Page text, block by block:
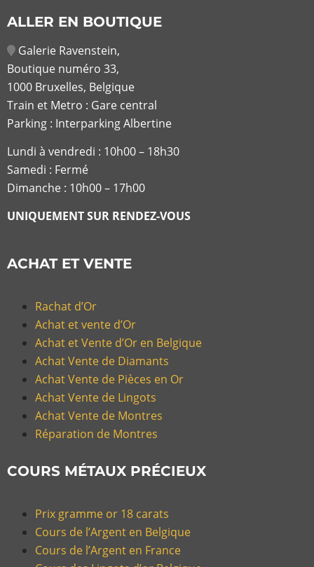
ALLER EN BOUTIQUE
Galerie Ravenstein,
Boutique numéro 33,
1000 Bruxelles, Belgique
Train et Metro : Gare central
Parking : Interparking Albertine
Lundi à vendredi : 10h00 – 18h30
Samedi : Fermé
Dimanche : 10h00 – 17h00
UNIQUEMENT SUR RENDEZ-VOUS
ACHAT ET VENTE
Rachat d’Or
Achat et vente d’Or
Achat et Vente d’Or en Belgique
Achat Vente de Diamants
Achat Vente de Pièces en Or
Achat Vente de Lingots
Achat Vente de Montres
Réparation de Montres
COURS MÉTAUX PRÉCIEUX
Prix gramme or 18 carats
Cours de l’Argent en Belgique
Cours de l’Argent en France